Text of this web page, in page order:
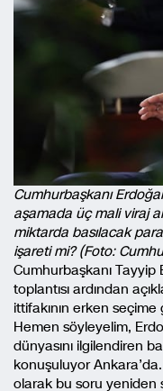
Cumhurbaşkanı
aşamada üç mali viraj
miktarda basılacak
işareti mi? (Foto:
Cumhurbaşkanı Tayyip
toplantısı ardından
ittifakının erken
Hemen söyleyelim,
dünyasını ilgilendiren
konuşuluyor
olarak bu soru yeniden